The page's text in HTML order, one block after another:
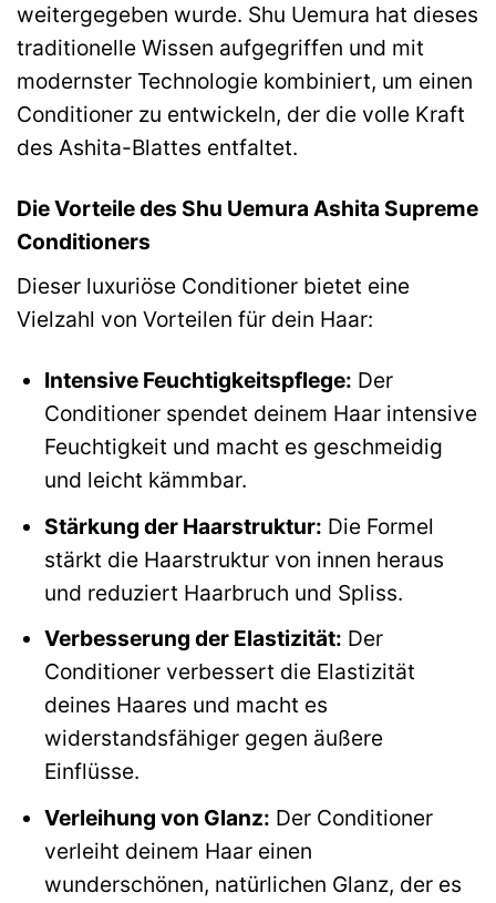
weitergegeben wurde. Shu Uemura hat dieses
traditionelle Wissen aufgegriffen und mit
modernster Technologie kombiniert, um einen
Conditioner zu entwickeln, der die volle Kraft
des Ashita-Blattes entfaltet.
Die Vorteile des Shu Uemura Ashita Supreme
Conditioners
Dieser luxuriöse Conditioner bietet eine
Vielzahl von Vorteilen für dein Haar:
Intensive Feuchtigkeitspflege: Der
Conditioner spendet deinem Haar intensive
Feuchtigkeit und macht es geschmeidig
und leicht kämmbar.
Stärkung der Haarstruktur: Die Formel
stärkt die Haarstruktur von innen heraus
und reduziert Haarbruch und Spliss.
Verbesserung der Elastizität: Der
Conditioner verbessert die Elastizität
deines Haares und macht es
widerstandsfähiger gegen äußere
Einflüsse.
Verleihung von Glanz: Der Conditioner
verleiht deinem Haar einen
wunderschönen, natürlichen Glanz, der es